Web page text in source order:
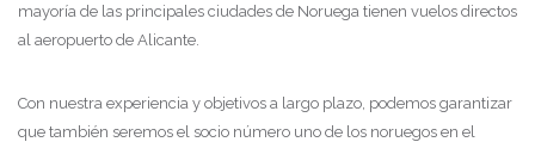
mayoría de las principales ciudades de Noruega tienen vuelos directos
al aeropuerto de Alicante.
Con nuestra experiencia y objetivos a largo plazo, podemos garantizar
que también seremos el socio número uno de los noruegos en el